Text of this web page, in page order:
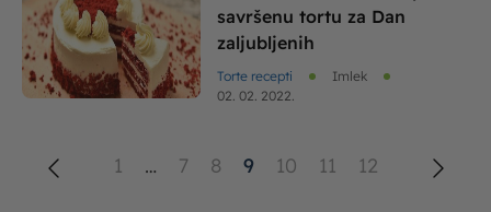
Torte recepti
Imlek
02. 02. 2022.
savršenu tortu za Dan
zaljubljenih
1 … 7 8 9 10 11 12